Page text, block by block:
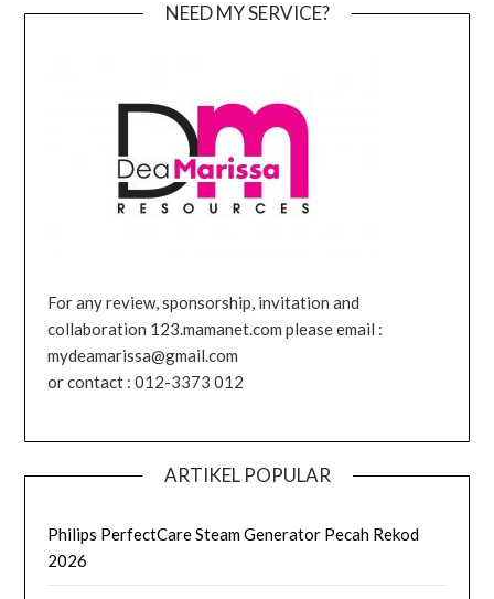
NEED MY SERVICE?
For any review, sponsorship, invitation and
collaboration 123.mamanet.com please email :
mydeamarissa@gmail.com
or contact : 012-3373 012
ARTIKEL POPULAR
Philips PerfectCare Steam Generator Pecah Rekod
2026